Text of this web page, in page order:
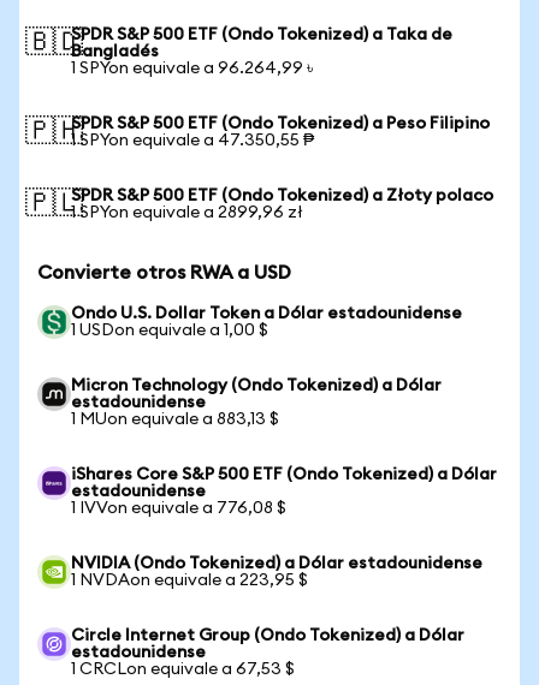
🇧🇩SPDR S&P 500 ETF (Ondo Tokenized) a Taka de
Bangladés
1 SPYon equivale a 96.264,99 ৳
🇵🇭SPDR S&P 500 ETF (Ondo Tokenized) a Peso Filipino
1 SPYon equivale a 47.350,55 ₱
🇵🇱SPDR S&P 500 ETF (Ondo Tokenized) a Złoty polaco
1 SPYon equivale a 2899,96 zł
Convierte otros RWA a USD
Ondo U.S. Dollar Token a Dólar estadounidense
1 USDon equivale a 1,00 $
Micron Technology (Ondo Tokenized) a Dólar
estadounidense
1 MUon equivale a 883,13 $
iShares Core S&P 500 ETF (Ondo Tokenized) a Dólar
estadounidense
1 IVVon equivale a 776,08 $
NVIDIA (Ondo Tokenized) a Dólar estadounidense
1 NVDAon equivale a 223,95 $
Circle Internet Group (Ondo Tokenized) a Dólar
estadounidense
1 CRCLon equivale a 67,53 $